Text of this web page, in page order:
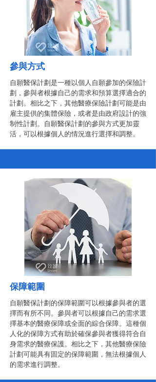
參與方式
自願醫保計劃是一種以個人自願參加的保險計
劃，參與者根據自己的需求和預算選擇適合的
計劃。相比之下，其他醫療保險計劃可能是由
雇主提供的集體保險，或者是由政府設計的強
制性計劃。自願醫保計劃的參與方式更加靈
活，可以根據個人的情況進行選擇和調整。
保障範圍
自願醫保計劃的保障範圍可以根據參與者的選
擇而有所不同。參與者可以根據自己的需求選
擇基本的醫療保障或全面的綜合保障。這種個
人化的保障方式有助於確保參與者獲得符合自
身需求的醫療保護。相比之下，其他醫療保險
計劃可能具有固定的保障範圍，無法根據個人
的需求進行調整。